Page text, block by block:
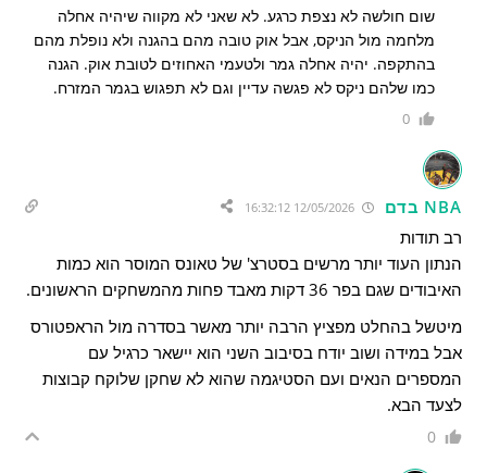
שום חולשה לא נצפת כרגע. לא שאני לא מקווה שיהיה אחלה
מלחמה מול הניקס, אבל אוק טובה מהם בהגנה ולא נופלת מהם
בהתקפה. יהיה אחלה גמר ולטעמי האחוזים לטובת אוק. הגנה
כמו שלהם ניקס לא פגשה עדיין וגם לא תפגוש בגמר המזרח.
0
NBA בדם 12/05/2026 16:32:12
רב תודות
הנתון העוד יותר מרשים בסטרצ' של טאונס המוסר הוא כמות
האיבודים שגם בפר 36 דקות מאבד פחות מהמשחקים הראשונים.
מיטשל בהחלט מפציץ הרבה יותר מאשר בסדרה מול הראפטורס
אבל במידה ושוב יודח בסיבוב השני הוא יישאר כרגיל עם
המספרים הנאים ועם הסטיגמה שהוא לא שחקן שלוקח קבוצות
לצעד הבא.
0